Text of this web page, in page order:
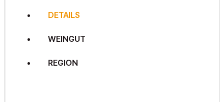
DETAILS
WEINGUT
REGION